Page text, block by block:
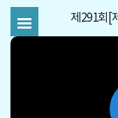
제291회[